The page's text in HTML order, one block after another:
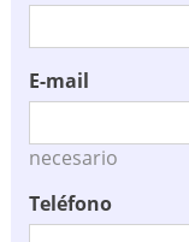
E-mail
necesario
Teléfono